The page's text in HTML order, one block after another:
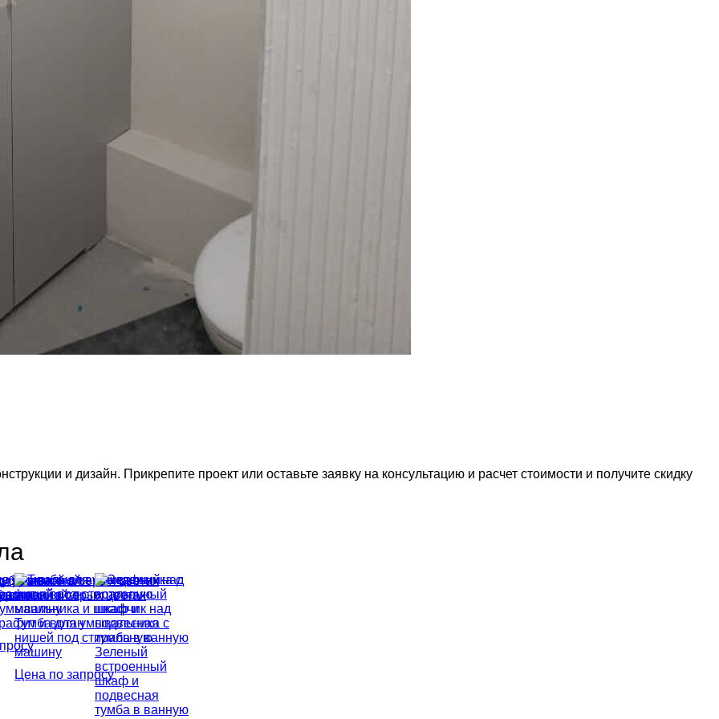
и дизайн. Прикрепите проект или оставьте заявку на консультацию и расчет стоимости и получите скидку
ванной
вотан
ванной в серых цветах
и шкафчик над
и вотан
Тумба для умывальника с
нишей под стиральную
машину
Цена по запросу
Зеленый
встроенный
шкаф и
подвесная
тумба в ванную